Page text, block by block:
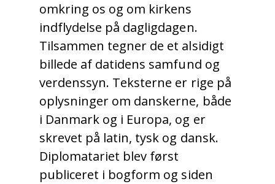
omkring os og om kirkens
indflydelse på dagligdagen.
Tilsammen tegner de et alsidigt
billede af datidens samfund og
verdenssyn. Teksterne er rige på
oplysninger om danskerne, både
i Danmark og i Europa, og er
skrevet på latin, tysk og dansk.
Diplomatariet blev først
publiceret i bogform og siden